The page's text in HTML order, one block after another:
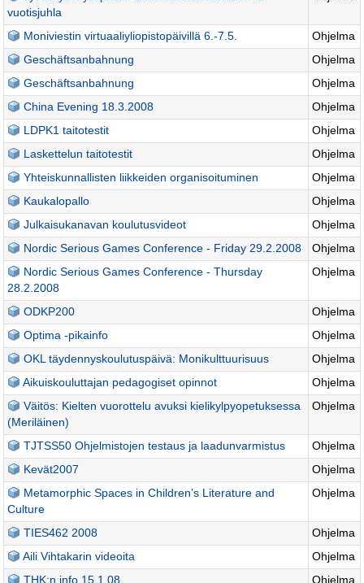
vuotisjuhla
Moniviestin virtuaaliyliopistopäivillä 6.-7.5.
Ohjelma
Geschäftsanbahnung
Ohjelma
Geschäftsanbahnung
Ohjelma
China Evening 18.3.2008
Ohjelma
LDPK1 taitotestit
Ohjelma
Laskettelun taitotestit
Ohjelma
Yhteiskunnallisten liikkeiden organisoituminen
Ohjelma
Kaukalopallo
Ohjelma
Julkaisukanavan koulutusvideot
Ohjelma
Nordic Serious Games Conference - Friday 29.2.2008
Ohjelma
Nordic Serious Games Conference - Thursday
28.2.2008
Ohjelma
ODKP200
Ohjelma
Optima -pikainfo
Ohjelma
OKL täydennyskoulutuspäivä: Monikulttuurisuus
Ohjelma
Aikuiskouluttajan pedagogiset opinnot
Ohjelma
Väitös: Kielten vuorottelu avuksi kielikylpyopetuksessa
(Meriläinen)
Ohjelma
TJTSS50 Ohjelmistojen testaus ja laadunvarmistus
Ohjelma
Kevät2007
Ohjelma
Metamorphic Spaces in Children’s Literature and
Culture
Ohjelma
TIES462 2008
Ohjelma
Aili Vihtakarin videoita
Ohjelma
THK:n info 15.1.08
Ohjelma